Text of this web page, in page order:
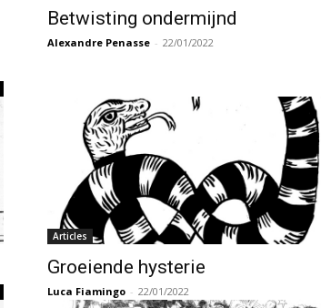
Betwisting ondermijnd
Alexandre Penasse - 22/01/2022
Articles
Groeiende hysterie
Luca Fiamingo - 22/01/2022